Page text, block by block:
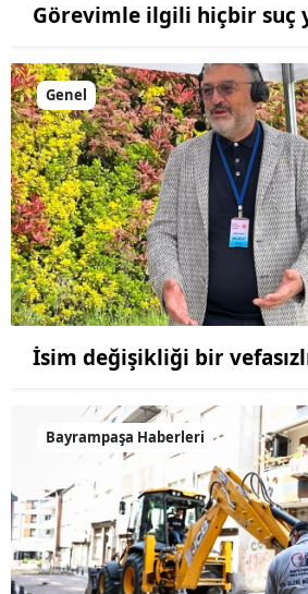
Görevimle ilgili hiçbir suç
Genel
İsim değişikliği bir
Bayrampaşa Haberleri